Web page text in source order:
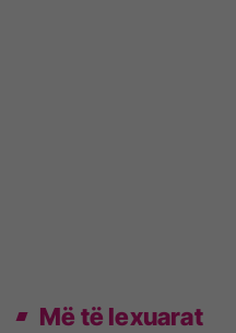
Më të lexuarat